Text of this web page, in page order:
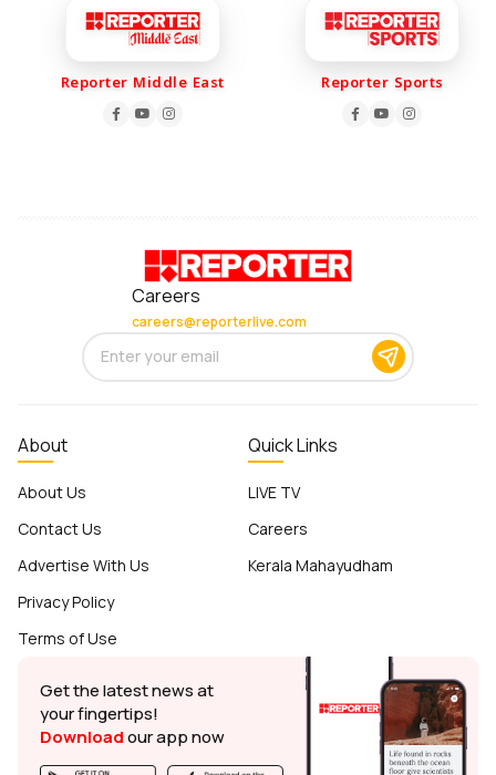
Reporter Middle East Reporter Sports
Careers
careers@reporterlive.com
About
About Us
Contact Us
Advertise With Us
Privacy Policy
Terms of Use
Quick Links
LIVE TV
Careers
Kerala Mahayudham
Get the latest news at
your fingertips!
Downloadour app now